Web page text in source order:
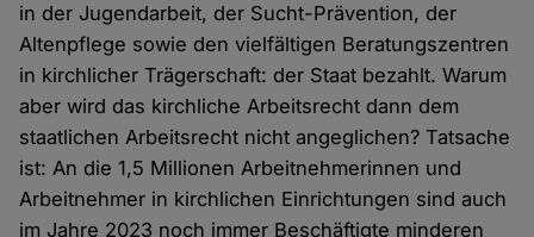
in der Jugendarbeit, der Sucht-Prävention, der
Altenpflege sowie den vielfältigen Beratungszentren
in kirchlicher Trägerschaft: der Staat bezahlt. Warum
aber wird das kirchliche Arbeitsrecht dann dem
staatlichen Arbeitsrecht nicht angeglichen? Tatsache
ist: An die 1,5 Millionen Arbeitnehmerinnen und
Arbeitnehmer in kirchlichen Einrichtungen sind auch
im Jahre 2023 noch immer Beschäftigte minderen